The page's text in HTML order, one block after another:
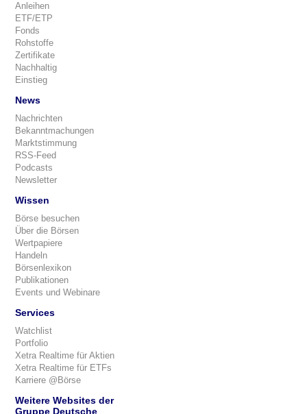
Anleihen
ETF/ETP
Fonds
Rohstoffe
Zertifikate
Nachhaltig
Einstieg
News
Nachrichten
Bekanntmachungen
Marktstimmung
RSS-Feed
Podcasts
Newsletter
Wissen
Börse besuchen
Über die Börsen
Wertpapiere
Handeln
Börsenlexikon
Publikationen
Events und Webinare
Services
Watchlist
Portfolio
Xetra Realtime für Aktien
Xetra Realtime für ETFs
Karriere @Börse
Weitere Websites der
Gruppe Deutsche